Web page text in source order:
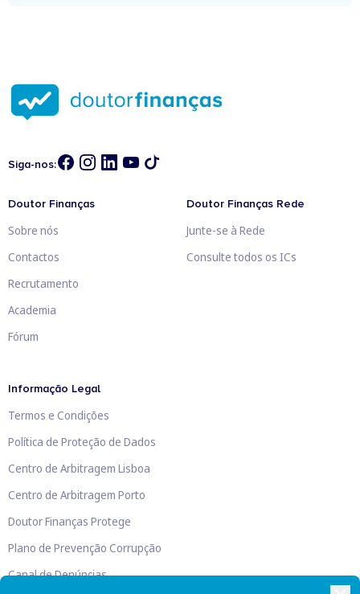
Siga-nos:
Doutor Finanças
Sobre nós
Contactos
Recrutamento
Academia
Fórum
Doutor Finanças Rede
Junte-se à Rede
Consulte todos os ICs
Informação Legal
Termos e Condições
Política de Proteção de Dados
Centro de Arbitragem Lisboa
Centro de Arbitragem Porto
Doutor Finanças Protege
Plano de Prevenção Corrupção
Canal de Denúncias